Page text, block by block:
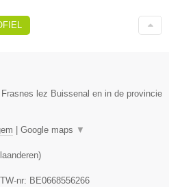
lez Buissenal en in de provincie
Google maps ▼
)
nr: BE0668556266